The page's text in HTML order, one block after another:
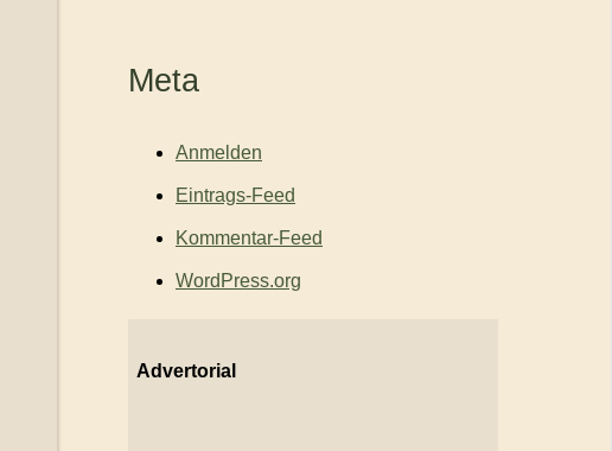
Meta
Anmelden
Eintrags-Feed
Kommentar-Feed
WordPress.org
Advertorial